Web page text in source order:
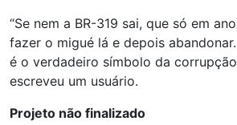
“Se nem a BR-319 sai, que só em
fazer o migué lá e depois
é o verdadeiro símbolo da corrupção
escreveu um usuário.
Projeto não finalizado